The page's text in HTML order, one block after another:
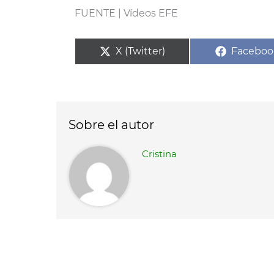
FUENTE | Vídeos EFE
Compartir
en
X (Twitter)
Sobre el autor
Cristina